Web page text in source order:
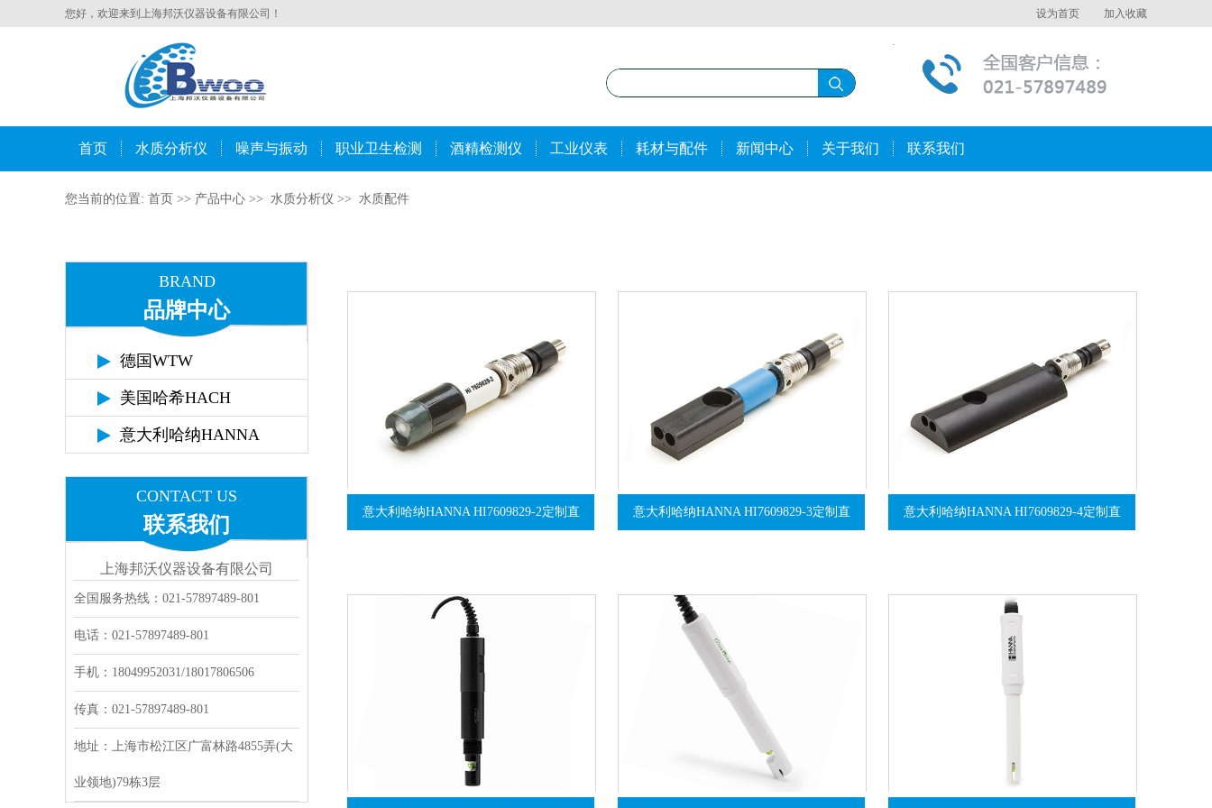
您好，欢迎来到上海邦沃仪器设备有限公司！ 设为首页 加入收藏
首页 水质分析仪 噪声与振动 职业卫生检测 酒精检测仪 工业仪表 耗材与配件 新闻中心 关于我们 联系我们
您当前的位置: 首页 >> 产品中心 >> 水质分析仪 >> 水质配件
BRAND
品牌中心
德国WTW
美国哈希HACH
意大利哈纳HANNA
CONTACT US
联系我们
上海邦沃仪器设备有限公司
全国服务热线：021-57897489-801
电话：021-57897489-801
手机：18049952031/18017806506
传真：021-57897489-801
地址：上海市松江区广富林路4855弄(大
业领地)79栋3层
意大利哈纳HANNA HI7609829-2定制直 意大利哈纳HANNA HI7609829-3定制直 意大利哈纳HANNA HI7609829-4定制直